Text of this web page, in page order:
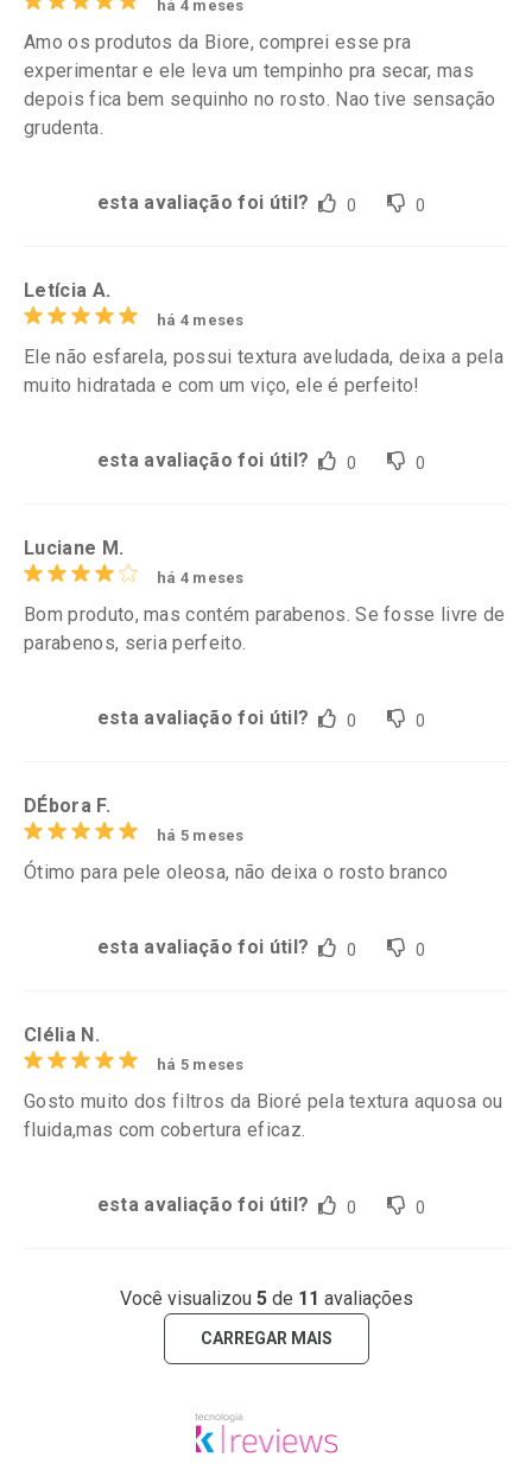
há 4 meses
Amo os produtos da Biore, comprei esse pra
experimentar e ele leva um tempinho pra secar, mas
depois fica bem sequinho no rosto. Nao tive sensação
grudenta.
esta avaliação foi útil? 0 0
Letícia A.
há 4 meses
Ele não esfarela, possui textura aveludada, deixa a pela
muito hidratada e com um viço, ele é perfeito!
esta avaliação foi útil? 0 0
Luciane M.
há 4 meses
Bom produto, mas contém parabenos. Se fosse livre de
parabenos, seria perfeito.
esta avaliação foi útil? 0 0
DÉbora F.
há 5 meses
Ótimo para pele oleosa, não deixa o rosto branco
esta avaliação foi útil? 0 0
Clélia N.
há 5 meses
Gosto muito dos filtros da Bioré pela textura aquosa ou
fluida,mas com cobertura eficaz.
esta avaliação foi útil? 0 0
Você visualizou 5de 11 avaliações
CARREGAR MAIS